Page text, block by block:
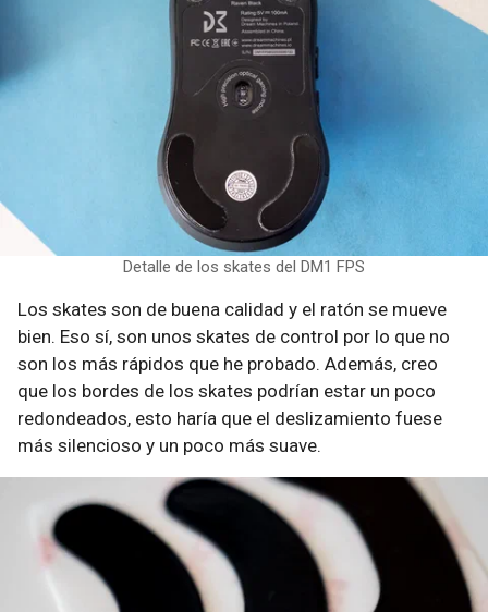
Detalle de los skates del DM1 FPS
Los skates son de buena calidad y el ratón se mueve
bien. Eso sí, son unos skates de control por lo que no
son los más rápidos que he probado. Además, creo
que los bordes de los skates podrían estar un poco
redondeados, esto haría que el deslizamiento fuese
más silencioso y un poco más suave.